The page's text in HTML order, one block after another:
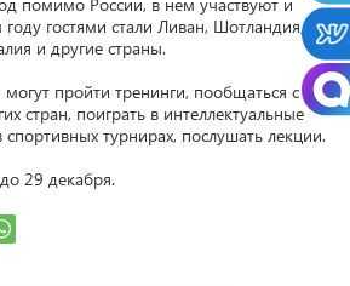
гостями стали Ливан, Шотландия,
и другие страны.
пройти тренинги, пообщаться с
стран, поиграть в интеллектуальные
спортивных турнирах, послушать лекции.
29 декабря.